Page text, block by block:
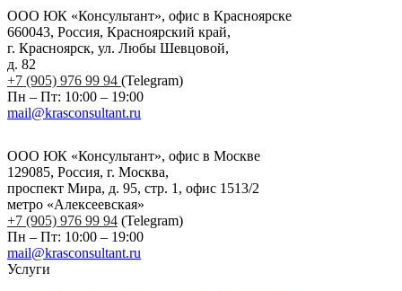
ООО ЮК «Консультант», офис в Красноярске
660043, Россия, Красноярский край,
г. Красноярск, ул. Любы Шевцовой,
д. 82
+7 (905) 976 99 94 (Telegram)
Пн – Пт: 10:00 – 19:00
mail@krasconsultant.ru
ООО ЮК «Консультант», офис в Москве
129085, Россия, г. Москва,
проспект Мира, д. 95, стр. 1, офис 1513/2
метро «Алексеевская»
+7 (905) 976 99 94 (Telegram)
Пн – Пт: 10:00 – 19:00
mail@krasconsultant.ru
Услуги